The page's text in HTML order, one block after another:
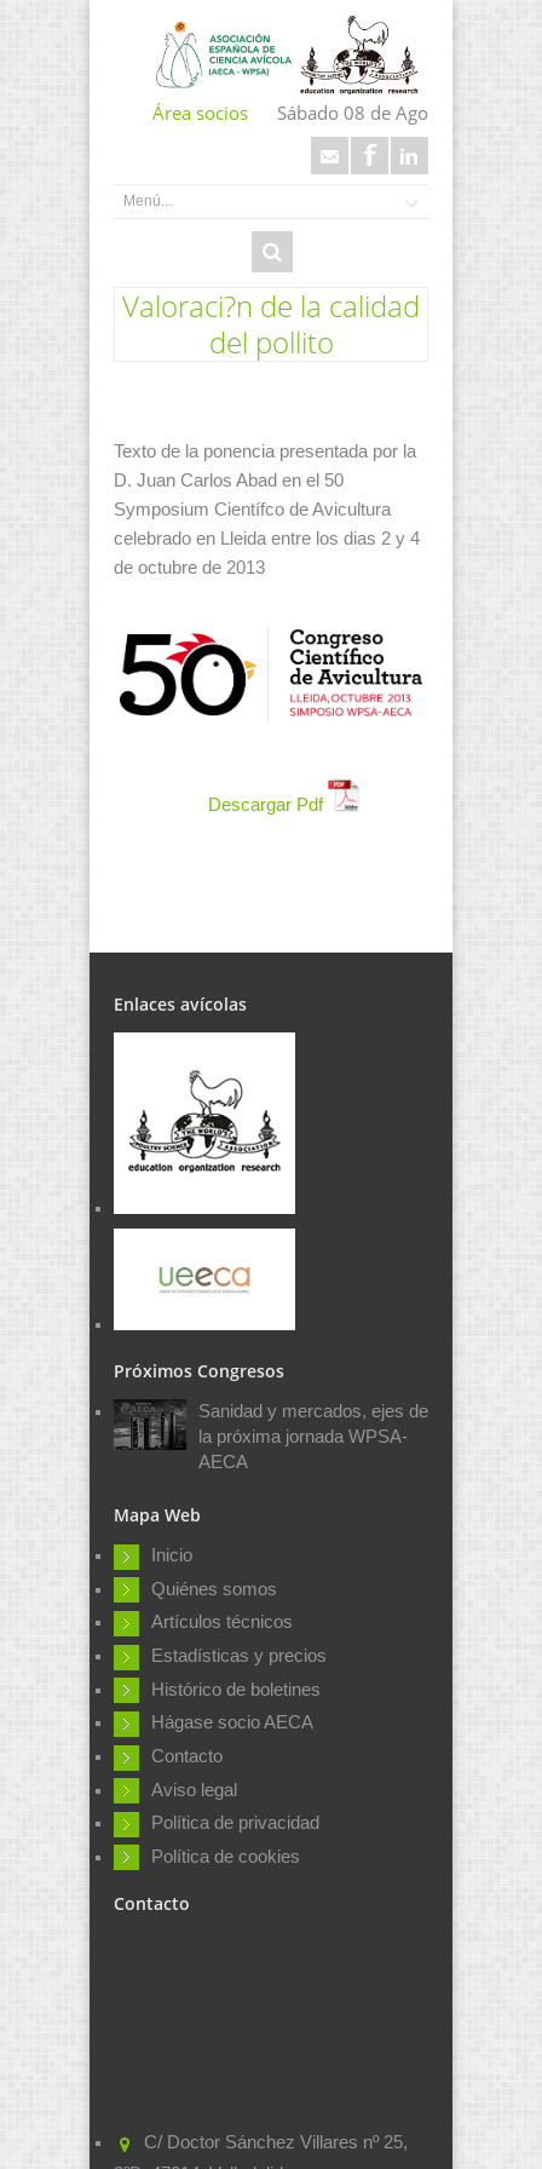
Área socios Sábado 08 de Ago
Valoraci?n de la calidad
del pollito
Texto de la ponencia presentada por la
D. Juan Carlos Abad en el 50
Symposium Científco de Avicultura
celebrado en Lleida entre los dias 2 y 4
de octubre de 2013
Descargar Pdf
Enlaces avícolas
Próximos Congresos
Sanidad y mercados, ejes de
la próxima jornada WPSA-
AECA
Mapa Web
Inicio
Quiénes somos
Artículos técnicos
Estadísticas y precios
Histórico de boletines
Hágase socio AECA
Contacto
Aviso legal
Política de privacidad
Política de cookies
Contacto
C/ Doctor Sánchez Villares nº 25,